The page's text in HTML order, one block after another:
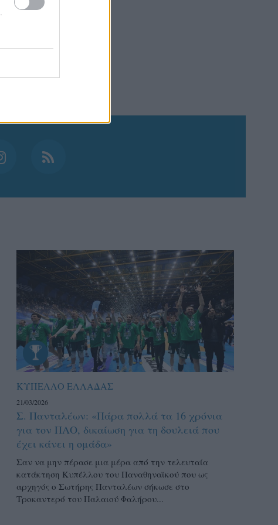
ΚΥΠΕΛΛΟ ΕΛΛΑΔΑΣ
21/03/2026
Σ. Πανταλέων: «Πάρα πολλά τα 16 χρόνια
για τον ΠΑΟ, δικαίωση για τη δουλειά που
έχει κάνει η ομάδα»
Σαν να μην πέρασε μια μέρα από την τελευταία
κατάκτηση Κυπέλλου του Παναθηναϊκού που ως
αρχηγός ο Σωτήρης Πανταλέων σήκωσε στο
Τροκαντερό του Παλαιού Φαλήρου...